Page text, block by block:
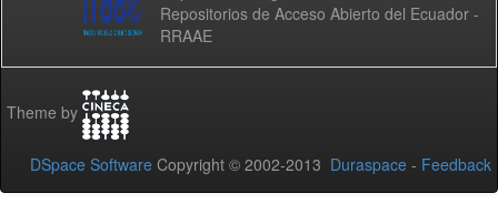
Repositorios de Acceso Abierto del Ecuador -
RRAAE
Theme by
DSpace Software Copyright © 2002-2013 Duraspace - Feedback